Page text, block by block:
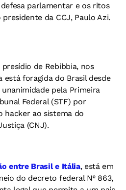
parlamentar e os ritos
da CCJ, Paulo Azi.
de Rebibbia, nos
está foragida do Brasil desde
pela Primeira
Federal (STF) por
hacker ao sistema do
(CNJ).
entre Brasil e Itália, está em
do decreto federal Nº 863,